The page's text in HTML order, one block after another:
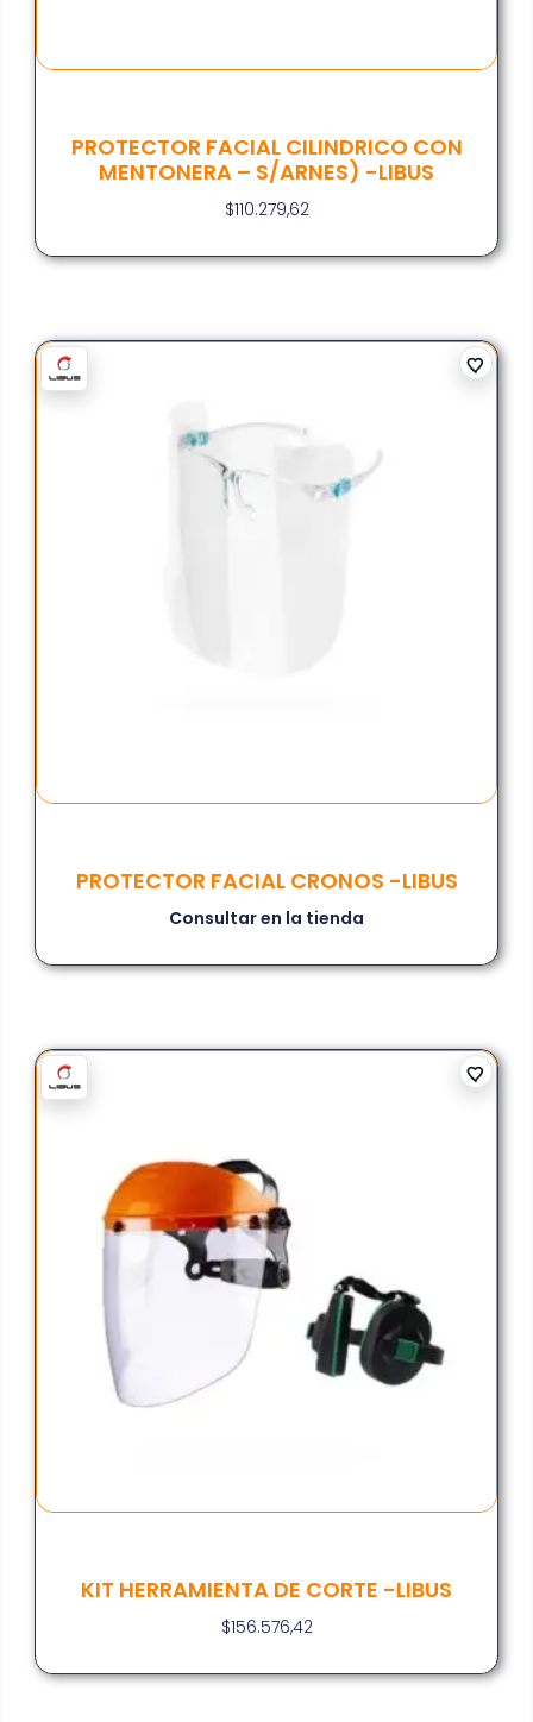
PROTECTOR FACIAL CILINDRICO CON
MENTONERA – S/ARNES) -LIBUS
$110.279,62
PROTECTOR FACIAL CRONOS -LIBUS
Consultar en la tienda
KIT HERRAMIENTA DE CORTE -LIBUS
$156.576,42